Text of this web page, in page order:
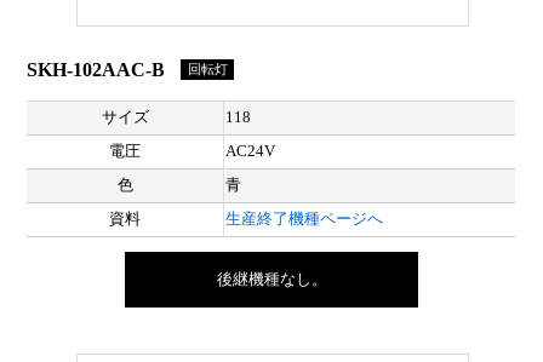
SKH-102AAC-B 回転灯
サイズ
118
電圧
AC24V
色
青
資料
生産終了機種ページへ
後継機種なし。